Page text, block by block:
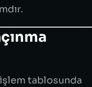
tablosunda